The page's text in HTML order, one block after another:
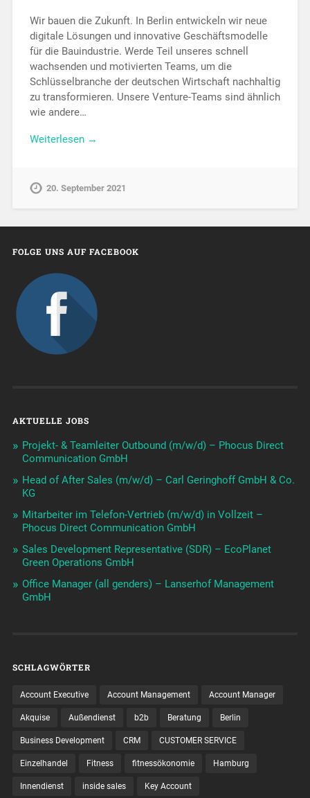
Wir bauen die Zukunft. In Berlin entwickeln wir neue
digitale Lösungen und innovative Geschäftsmodelle
für die Bauindustrie. Werde Teil unseres schnell
wachsenden und motivierten Teams, um die
Schlüsselbranche der deutschen Wirtschaft nachhaltig
zu transformieren. Unsere Venture-Teams sind ähnlich
wie andere…
Weiterlesen →
20. September 2021
FOLGE UNS AUF FACEBOOK
AKTUELLE JOBS
Projekt- & Teamleiter Outbound (m/w/d) – Phocus Direct
Communication GmbH
Head of After Sales (m/w/d) – Carl Geringhoff GmbH & Co.
KG
Mitarbeiter im Telefon-Vertrieb (m/w/d) in Vollzeit –
Phocus Direct Communication GmbH
Sales Development Representative (SDR) – EcoPlanet
Green Operations GmbH
Office Manager (all genders) – Lanserhof Management
GmbH
SCHLAGWÖRTER
Account Executive Account Management Account Manager
Akquise Außendienst b2b Beratung Berlin
Business Development CRM CUSTOMER SERVICE
Einzelhandel Fitness fitnessökonomie Hamburg
Innendienst inside sales Key Account